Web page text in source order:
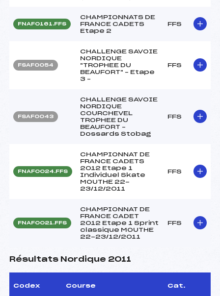
FNAF0161.FFS
CHAMPIONNATS DE
FRANCE CADETS
Etape 2
FFS
FSAF0054
CHALLENGE SAVOIE
NORDIQUE
"TROPHEE DU
BEAUFORT" – Etape
3 –
FFS
FSAF0043
CHALLENGE SAVOIE
NORDIQUE
COURCHEVEL
TROPHEE DU
BEAUFORT –
Dossards Stobag
FFS
FNAF0024.FFS
CHAMPIONNAT DE
FRANCE CADETS
2012 Etape 1
Individuel Skate
MOUTHE 22-
23/12/2011
FFS
FNAF0021.FFS
CHAMPIONNAT DE
FRANCE CADET
2012 Etape 1 Sprint
classique MOUTHE
22-23/12/2011
FFS
Résultats Nordique 2011
Codex Course Cat.